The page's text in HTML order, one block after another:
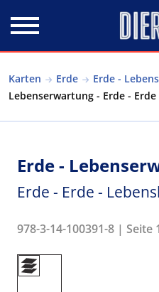
Karten Erde Erde -
Lebenserwartung - Erde -
Erde -
Erde - Erde -
978-3-14-100391-8 | Seite